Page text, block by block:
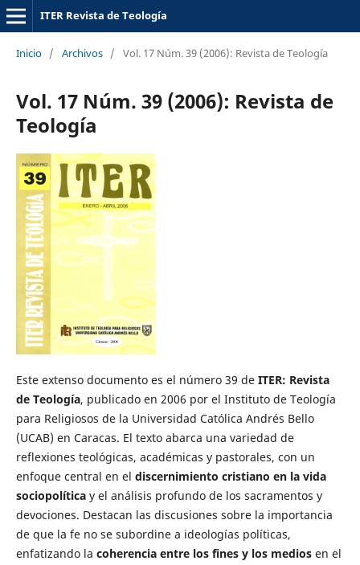
ITER Revista de Teología
Inicio / Archivos / Vol. 17 Núm. 39 (2006): Revista de Teología
Vol. 17 Núm. 39 (2006): Revista de
Teología
Este extenso documento es el número 39 de ITER: Revista
de Teología, publicado en 2006 por el Instituto de Teología
para Religiosos de la Universidad Católica Andrés Bello
(UCAB) en Caracas. El texto abarca una variedad de
reflexiones teológicas, académicas y pastorales, con un
enfoque central en el discernimiento cristiano en la vida
sociopolíticay el análisis profundo de los sacramentos y
devociones. Destacan las discusiones sobre la importancia
de que la fe no se subordine a ideologías políticas,
enfatizando la coherencia entre los fines y los mediosen el